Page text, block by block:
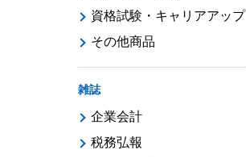
資格試験・キャリアアップ
その他商品
雑誌
企業会計
税務弘報